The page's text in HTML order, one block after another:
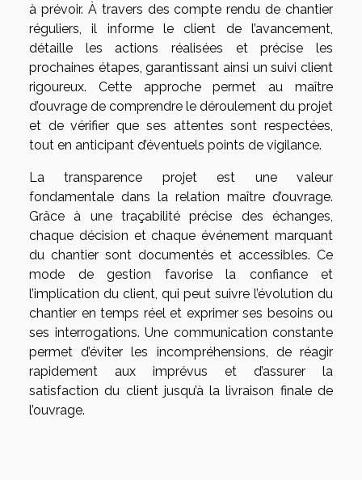
à prévoir. À travers des compte rendu de chantier
réguliers, il informe le client de l’avancement,
détaille les actions réalisées et précise les
prochaines étapes, garantissant ainsi un suivi client
rigoureux. Cette approche permet au maître
d’ouvrage de comprendre le déroulement du projet
et de vérifier que ses attentes sont respectées,
tout en anticipant d’éventuels points de vigilance.
La transparence projet est une valeur
fondamentale dans la relation maître d’ouvrage.
Grâce à une traçabilité précise des échanges,
chaque décision et chaque événement marquant
du chantier sont documentés et accessibles. Ce
mode de gestion favorise la confiance et
l’implication du client, qui peut suivre l’évolution du
chantier en temps réel et exprimer ses besoins ou
ses interrogations. Une communication constante
permet d’éviter les incompréhensions, de réagir
rapidement aux imprévus et d’assurer la
satisfaction du client jusqu’à la livraison finale de
l’ouvrage.